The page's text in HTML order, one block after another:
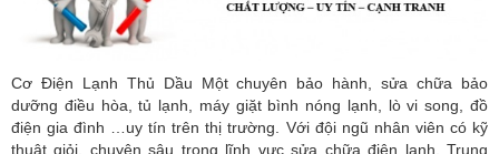
Cơ Điện Lạnh Thủ Dầu Một chuyên bảo hành, sửa chữa bảo
dưỡng điều hòa, tủ lạnh, máy giặt bình nóng lạnh, lò vi song, đồ
điện gia đình …uy tín trên thị trường. Với đội ngũ nhân viên có kỹ
thuật giỏi, chuyên sâu trong lĩnh vực sửa chữa điện lạnh. Trung